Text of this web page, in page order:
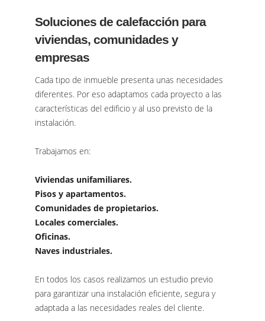
Soluciones de calefacción para
viviendas, comunidades y
empresas
Cada tipo de inmueble presenta unas necesidades
diferentes. Por eso adaptamos cada proyecto a las
características del edificio y al uso previsto de la
instalación.
Trabajamos en:
Viviendas unifamiliares.
Pisos y apartamentos.
Comunidades de propietarios.
Locales comerciales.
Oficinas.
Naves industriales.
En todos los casos realizamos un estudio previo
para garantizar una instalación eficiente, segura y
adaptada a las necesidades reales del cliente.